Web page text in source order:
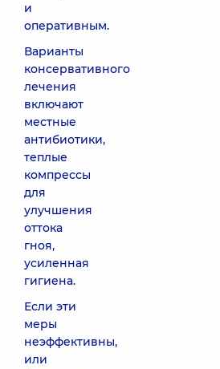
и
оперативным.
Варианты
консервативного
лечения
включают
местные
антибиотики,
теплые
компрессы
для
улучшения
оттока
гноя,
усиленная
гигиена.
Если эти
меры
неэффективны,
или